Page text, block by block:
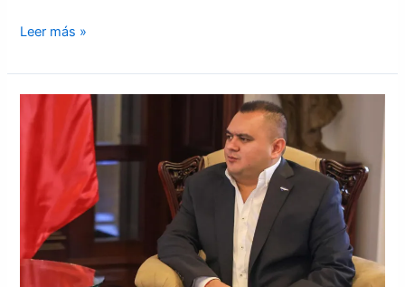
Leer más »
Castro,
secretario
privado
Presidencia,
sufre
accidente